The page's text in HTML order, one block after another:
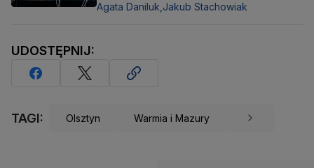
Agata Daniluk, Jakub Stachowiak
UDOSTĘPNIJ:
TAGI: Olsztyn Warmia i Mazury